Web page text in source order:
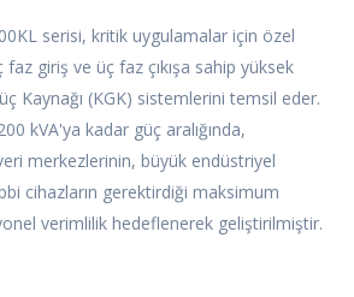
serisi, kritik uygulamalar için özel
giriş ve üç faz çıkışa sahip yüksek
Kaynağı (KGK) sistemlerini temsil eder.
kVA'ya kadar güç aralığında,
merkezlerinin, büyük endüstriyel
cihazların gerektirdiği maksimum
verimlilik hedeflenerek geliştirilmiştir.